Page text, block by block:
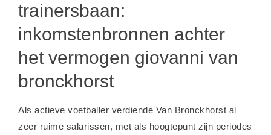
trainersbaan:
inkomstenbronnen achter
het vermogen giovanni van
bronckhorst
Als actieve voetballer verdiende Van Bronckhorst al
zeer ruime salarissen, met als hoogtepunt zijn periodes